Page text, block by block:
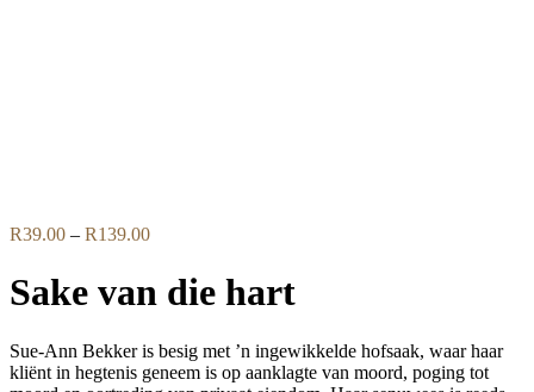
R39.00 – R139.00Price
R39.00
through
Sake van die hart
Sue-Ann Bekker is besig met ’n ingewikkelde hofsaak, waar haar
kliënt in hegtenis geneem is op aanklagte van moord, poging tot